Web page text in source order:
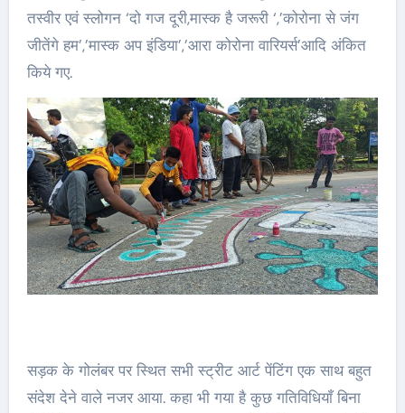
तस्वीर एवं स्लोगन ‘दो गज दूरी,मास्क है जरूरी ‘,’कोरोना से जंग
जीतेंगे हम’,’मास्क अप इंडिया’,’आरा कोरोना वारियर्स’आदि अंकित
किये गए.
सड़क के गोलंबर पर स्थित सभी स्ट्रीट आर्ट पेंटिंग एक साथ बहुत
संदेश देने वाले नजर आया. कहा भी गया है कुछ गतिविधियाँ बिना